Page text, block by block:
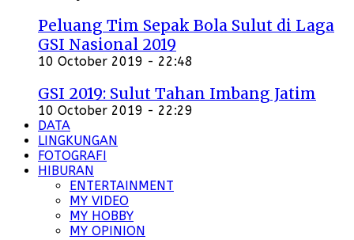
Peluang Tim Sepak Bola Sulut di Laga
GSI Nasional 2019
10 October 2019 - 22:48
GSI 2019: Sulut Tahan Imbang Jatim
10 October 2019 - 22:29
DATA
LINGKUNGAN
FOTOGRAFI
HIBURAN
ENTERTAINMENT
MY VIDEO
MY HOBBY
MY OPINION